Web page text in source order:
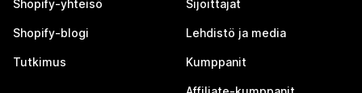
Shopify-yhteisö
Shopify-blogi
Tutkimus
Sijoittajat
Lehdistö ja media
Kumppanit